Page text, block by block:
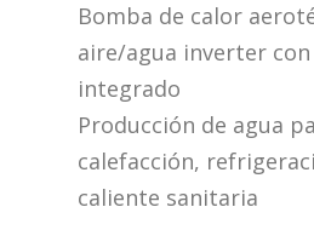
Bomba de calor
aire/agua inverter
integrado
Producción de agua
calefacción,
caliente sanitaria